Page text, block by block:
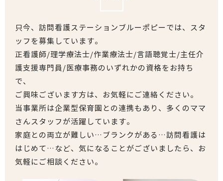
只今、訪問看護ステーションブルーポピーでは、スタ
ッフを募集しています。
正看護師/理学療法士/作業療法士/言語聴覚士/主任介
護支援専門員/医療事務のいずれかの資格をお持ち
で、
ご興味ございます方は、お気軽にご連絡ください。
当事業所は企業型保育園との連携もあり、多くのママ
さんスタッフが活躍しています。
家庭との両立が難しい…ブランクがある…訪問看護は
はじめて…など、気になることがございましたら、お
気軽にご相談ください。